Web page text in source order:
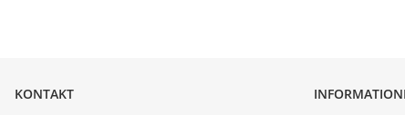
KONTAKT